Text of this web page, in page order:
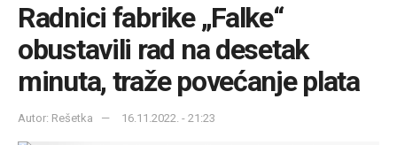
Radnici fabrike „Falke“
obustavili rad na desetak
minuta, traže povećanje plata
Autor: Rešetka 16.11.2022. - 21:23